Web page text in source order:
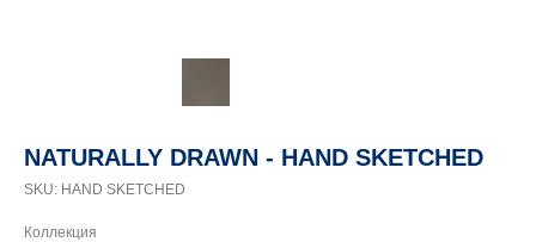
NATURALLY DRAWN - HAND SKETCHED
SKU: HAND SKETCHED
Коллекция